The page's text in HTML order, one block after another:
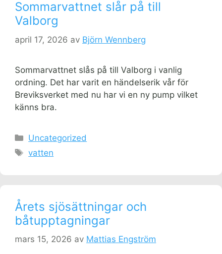
Sommarvattnet slår på till
Valborg
april 17, 2026 av Björn Wennberg
Sommarvattnet slås på till Valborg i vanlig
ordning. Det har varit en händelserik vår för
Breviksverket med nu har vi en ny pump vilket
känns bra.
Kategorier
Uncategorized
Etiketter
vatten
Årets sjösättningar och
båtupptagningar
mars 15, 2026 av Mattias Engström